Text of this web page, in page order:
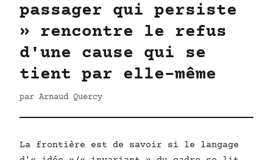
passager qui persiste
» rencontre le refus
d'une cause qui se
tient par elle-même
par Arnaud Quercy
La frontière est de savoir si le langage